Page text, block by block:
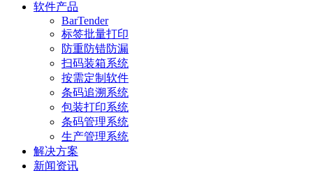
软件产品
BarTender
标签批量打印
防重防错防漏
扫码装箱系统
按需定制软件
条码追溯系统
包装打印系统
条码管理系统
生产管理系统
解决方案
新闻资讯